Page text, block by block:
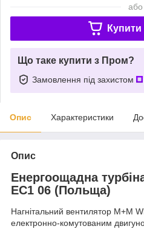
або
Купити
Що таке купити з Пром?
Замовлення під захистом
Опис Характеристики
Опис
Енергоощадна
EC1 06 (Польща)
Нагнітальний вентилятор М+М
електронно-комутованим